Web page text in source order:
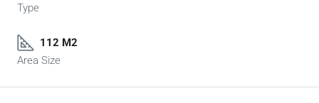
Type
112 M2
Area Size